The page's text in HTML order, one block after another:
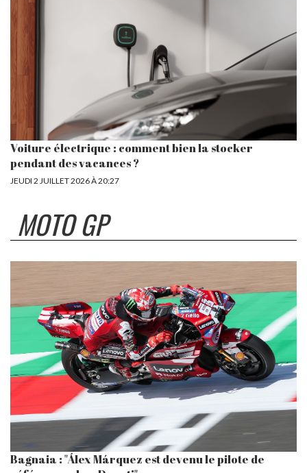
Voiture électrique : comment bien la stocker
pendant des vacances ?
JEUDI 2 JUILLET 2026 À 20:27
MOTO GP
Bagnaia : "Álex Márquez est devenu le pilote de